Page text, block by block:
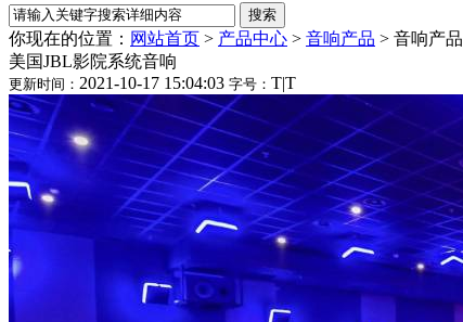
你现在的位置： 网站首页 > 产品中心 > 音响产品 > 音响产品
美国JBL影院系统音响
更新时间： 2021-10-17 15:04:03 字号： T|T